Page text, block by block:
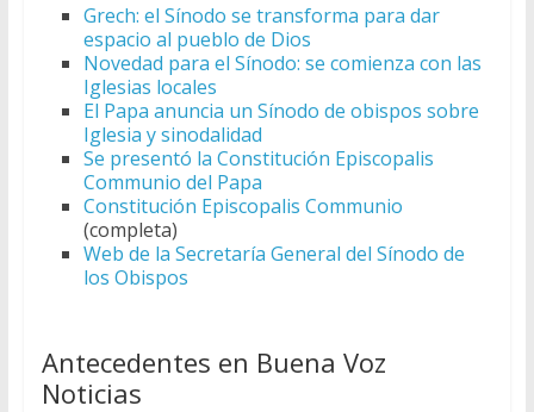
Grech: el Sínodo se transforma para dar
espacio al pueblo de Dios
Novedad para el Sínodo: se comienza con las
Iglesias locales
El Papa anuncia un Sínodo de obispos sobre
Iglesia y sinodalidad
Se presentó la Constitución Episcopalis
Communio del Papa
Constitución Episcopalis Communio
(completa)
Web de la Secretaría General del Sínodo de
los Obispos
Antecedentes en Buena Voz
Noticias